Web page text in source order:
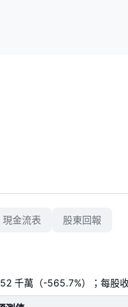
現金流表 股東回報
千萬（-565.7%）；每股